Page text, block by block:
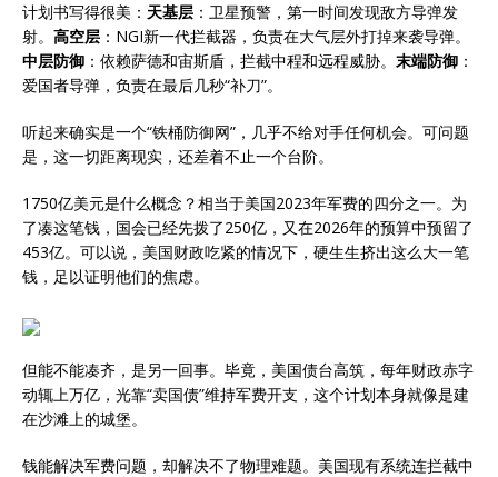
计划书写得很美： 天基层 ：卫星预警，第一时间发现敌方导弹发
射。 高空层 ：NGI新一代拦截器，负责在大气层外打掉来袭导弹。
中层防御 ：依赖萨德和宙斯盾，拦截中程和远程威胁。 末端防御 ：
爱国者导弹，负责在最后几秒“补刀”。
听起来确实是一个“铁桶防御网”，几乎不给对手任何机会。可问题
是，这一切距离现实，还差着不止一个台阶。
1750亿美元是什么概念？相当于美国2023年军费的四分之一。为
了凑这笔钱，国会已经先拨了250亿，又在2026年的预算中预留了
453亿。可以说，美国财政吃紧的情况下，硬生生挤出这么大一笔
钱，足以证明他们的焦虑。
但能不能凑齐，是另一回事。毕竟，美国债台高筑，每年财政赤字
动辄上万亿，光靠“卖国债”维持军费开支，这个计划本身就像是建
在沙滩上的城堡。
钱能解决军费问题，却解决不了物理难题。美国现有系统连拦截中